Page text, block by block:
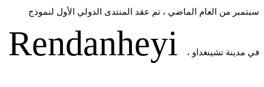
سبتمبر من العام الماضي ، تم عقد المنتدى الدولي الأول لنموذج
Rendanheyi في مدينة تشينغداو ،